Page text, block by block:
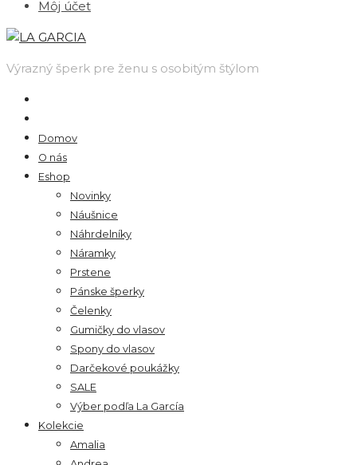
Môj účet
Výrazný šperk pre ženu s osobitým štýlom
Domov
O nás
Eshop
Novinky
Náušnice
Náhrdelníky
Náramky
Prstene
Pánske šperky
Čelenky
Gumičky do vlasov
Spony do vlasov
Darčekové poukážky
SALE
Výber podľa La García
Kolekcie
Amalia